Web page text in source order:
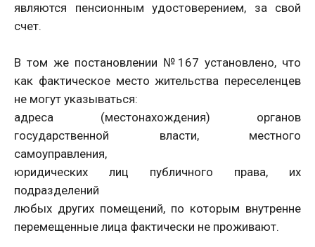
являются пенсионным удостоверением, за свой
счет.
В том же постановлении №167 установлено, что
как фактическое место жительства переселенцев
не могут указываться:
адреса (местонахождения) органов
государственной власти, местного
самоуправления,
юридических лиц публичного права, их
подразделений
любых других помещений, по которым внутренне
перемещенные лица фактически не проживают.